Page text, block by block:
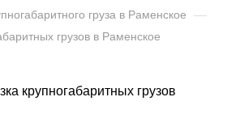
груза в Раменское —
грузов в Раменское